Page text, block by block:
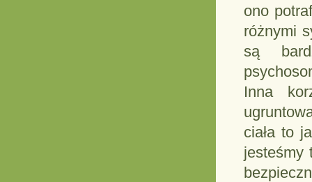
ono
różnymi
są
Inna
ciała to
jesteśmy